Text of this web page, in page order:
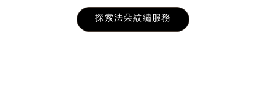
探索法朵紋繡服務